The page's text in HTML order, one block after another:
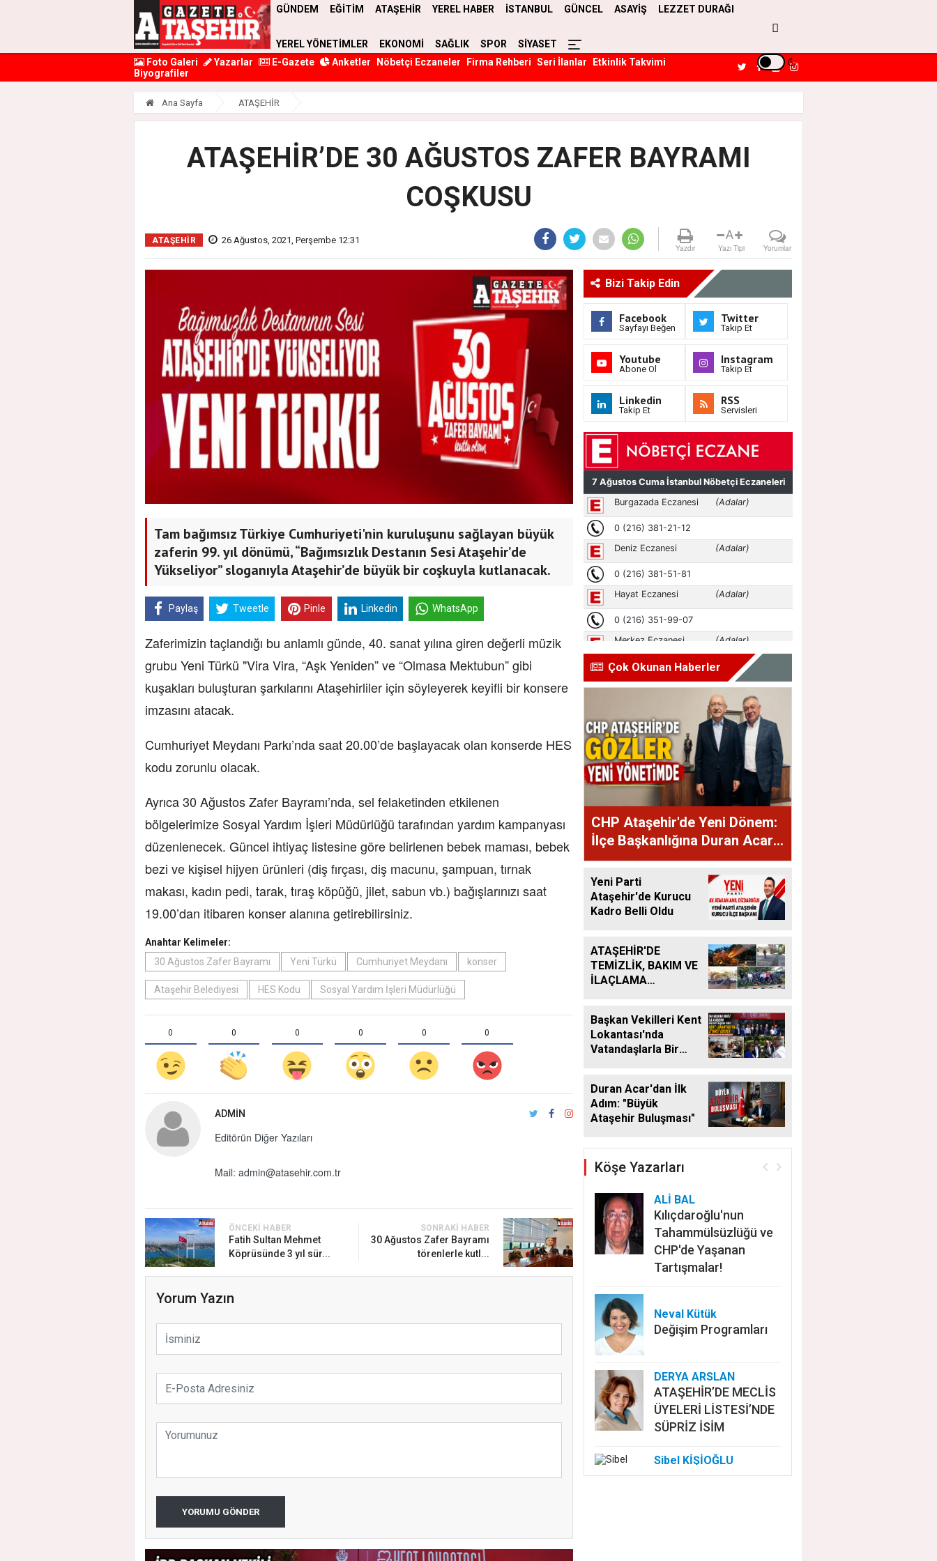
GÜNDEM EĞİTİM ATAŞEHİR YEREL HABER İSTANBUL GÜNCEL ASAYİŞ LEZZET DURAĞI
YEREL YÖNETİMLER EKONOMİ SAĞLIK SPOR
SİYASET
Foto Galeri
Yazarlar E-Gazete Anketler Nöbetçi Eczaneler Firma Rehberi Seri İlanlar
Etkinlik Takvimi
Biyografiler
Ana Sayfa ATAŞEHİR
ATAŞEHİR’DE 30 AĞUSTOS ZAFER BAYRAMI
COŞKUSU
ATAŞEHİR 26 Ağustos, 2021, Perşembe 12:31
Yazdır
A
Yazı Tipi Yorumlar
Tam bağımsız Türkiye Cumhuriyeti'nin kuruluşunu sağlayan büyük
zaferin 99. yıl dönümü, “Bağımsızlık Destanın Sesi Ataşehir’de
Yükseliyor” sloganıyla Ataşehir’de büyük bir coşkuyla kutlanacak.
Paylaş Tweetle Pinle Linkedin WhatsApp
Zaferimizin taçlandığı bu anlamlı günde, 40. sanat yılına giren değerli müzik
grubu Yeni Türkü "Vira Vira, “Aşk Yeniden” ve “Olmasa Mektubun” gibi
kuşakları buluşturan şarkılarını Ataşehirliler için söyleyerek keyifli bir konsere
imzasını atacak.
Cumhuriyet Meydanı Parkı’nda saat 20.00’de başlayacak olan konserde HES
kodu zorunlu olacak.
Ayrıca 30 Ağustos Zafer Bayramı’nda, sel felaketinden etkilenen
bölgelerimize Sosyal Yardım İşleri Müdürlüğü tarafından yardım kampanyası
düzenlenecek. Güncel ihtiyaç listesine göre belirlenen bebek maması, bebek
bezi ve kişisel hijyen ürünleri (diş fırçası, diş macunu, şampuan, tırnak
makası, kadın pedi, tarak, tıraş köpüğü, jilet, sabun vb.) bağışlarınızı saat
19.00’dan itibaren konser alanına getirebilirsiniz.
Anahtar Kelimeler:
30 Ağustos Zafer Bayramı
Yeni Türkü Cumhuriyet Meydanı konser
Ataşehir Belediyesi HES Kodu Sosyal Yardım İşleri Müdürlüğü
0 0 0 0 0 0
ADMIN
Editörün Diğer Yazıları
Mail: admin@atasehir.com.tr
ÖNCEKI HABER
Fatih Sultan Mehmet
Köprüsünde 3 yıl sür...
SONRAKI HABER
30 Ağustos Zafer Bayramı
törenlerle kutl...
Yorum Yazın
YORUMU GÖNDER
Bizi Takip Edin
Facebook
Sayfayı Beğen
Twitter
Takip Et
Youtube
Abone Ol
Instagram
Takip Et
Linkedin
Takip Et
RSS
Servisleri
Çok Okunan Haberler
CHP Ataşehir'de Yeni Dönem:
İlçe Başkanlığına Duran Acar
Atandı
Yeni Parti
Ataşehir'de Kurucu
Kadro Belli Oldu
ATAŞEHİR'DE
TEMİZLİK, BAKIM VE
İLAÇLAMA
Başkan Vekilleri Kent
Lokantası'nda
Vatandaşlarla Bir
Duran Acar'dan İlk
Adım: "Büyük
Ataşehir Buluşması"
Köşe Yazarları
ALİ BAL
Kılıçdaroğlu'nun
Tahammülsüzlüğü ve
CHP'de Yaşanan
Tartışmalar!
Neval Kütük
Değişim Programları
DERYA ARSLAN
ATAŞEHİR’DE MECLİS
ÜYELERİ LİSTESİ’NDE
SÜPRİZ İSİM
Sibel KİŞİOĞLU
EUROVISION'DA